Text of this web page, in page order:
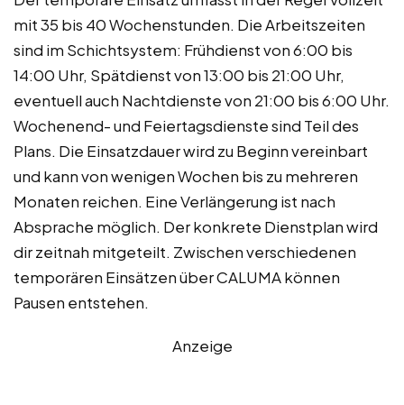
mit 35 bis 40 Wochenstunden. Die Arbeitszeiten
sind im Schichtsystem: Frühdienst von 6:00 bis
14:00 Uhr, Spätdienst von 13:00 bis 21:00 Uhr,
eventuell auch Nachtdienste von 21:00 bis 6:00 Uhr.
Wochenend- und Feiertagsdienste sind Teil des
Plans. Die Einsatzdauer wird zu Beginn vereinbart
und kann von wenigen Wochen bis zu mehreren
Monaten reichen. Eine Verlängerung ist nach
Absprache möglich. Der konkrete Dienstplan wird
dir zeitnah mitgeteilt. Zwischen verschiedenen
temporären Einsätzen über CALUMA können
Pausen entstehen.
Anzeige